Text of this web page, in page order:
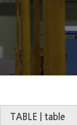
TABLE | table